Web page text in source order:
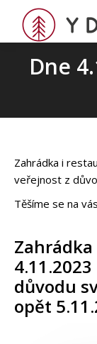
Dne
Zahrádka i
veřejnost z
Těšíme se na
důvodu
opět